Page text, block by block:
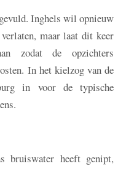
Inghels wil opnieuw
maar laat dit keer
zodat de opzichters
In het kielzog van de
in voor de typische
bruiswater heeft genipt,